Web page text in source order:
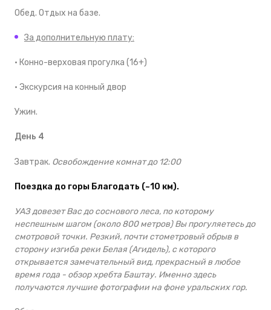
Обед. Отдых на базе.
За дополнительную плату:
· Конно-верховая прогулка (16+)
· Экскурсия на конный двор
Ужин.
День 4
Завтрак. Освобождение комнат до 12:00
Поездка до горы Благодать (~10 км).
УАЗ довезет Вас до соснового леса, по которому
неспешным шагом (около 800 метров) Вы прогуляетесь до
смотровой точки. Резкий, почти стометровый обрыв в
сторону изгиба реки Белая (Агидель), с которого
открывается замечательный вид, прекрасный в любое
время года - обзор хребта Баштау. Именно здесь
получаются лучшие фотографии на фоне уральских гор.